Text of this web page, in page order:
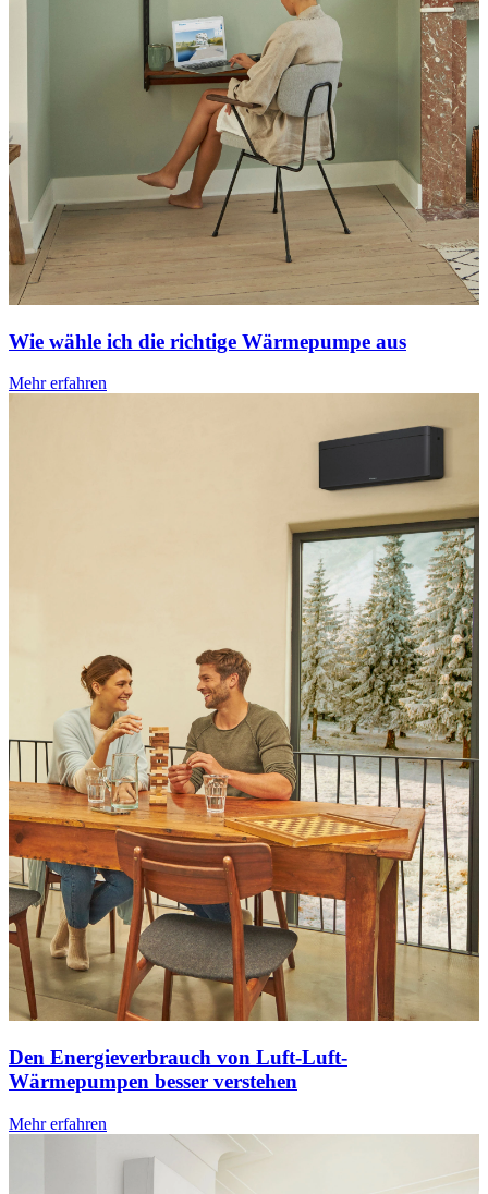
Wie wähle ich die richtige Wärmepumpe aus
Mehr erfahren
Den Energieverbrauch von Luft-Luft-
Wärmepumpen besser verstehen
Mehr erfahren